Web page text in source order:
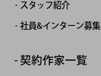
スタッフ紹介
社員&インターン募集
契約作家一覧